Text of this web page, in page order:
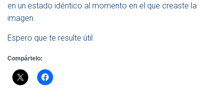
en un estado idéntico al momento en el que creaste la
imagen.
Espero que te resulte útil.
Compártelo: